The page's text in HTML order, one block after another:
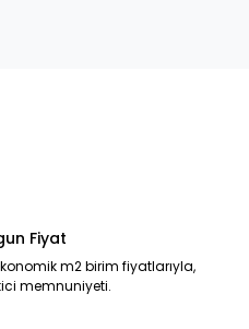
Fiyat
m2 birim fiyatlarıyla,
memnuniyeti.